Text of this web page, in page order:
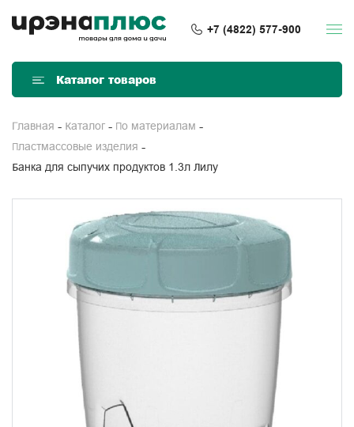
+7 (4822) 577-900
Каталог товаров
Главная Каталог По материалам
Пластмассовые изделия
Банка для сыпучих продуктов 1.3л Лилу